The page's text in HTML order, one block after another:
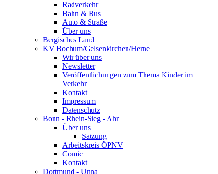
Radverkehr
Bahn & Bus
Auto & Straße
Über uns
Bergisches Land
KV Bochum/Gelsenkirchen/Herne
Wir über uns
Newsletter
Veröffentlichungen zum Thema Kinder im
Verkehr
Kontakt
Impressum
Datenschutz
Bonn - Rhein-Sieg - Ahr
Über uns
Satzung
Arbeitskreis ÖPNV
Comic
Kontakt
Dortmund - Unna